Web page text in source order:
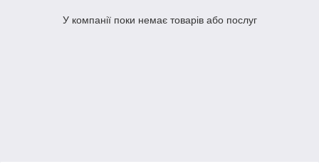
У компанії поки немає товарів або послуг